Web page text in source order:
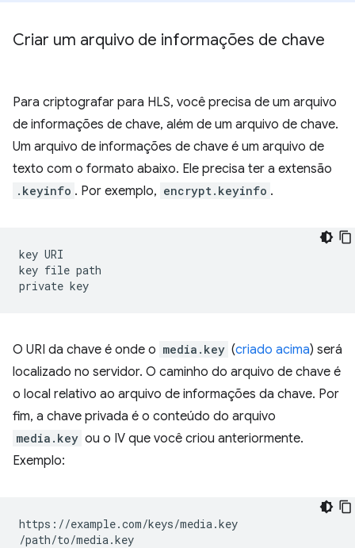
Criar um arquivo de informações de chave
Para criptografar para HLS, você precisa de um arquivo
de informações de chave, além de um arquivo de chave.
Um arquivo de informações de chave é um arquivo de
texto com o formato abaixo. Ele precisa ter a extensão
.keyinfo . Por exemplo, encrypt.keyinfo .
key URI
key file path
private
O URI da chave é onde o media.key (criado acima) será
localizado no servidor. O caminho do arquivo de chave é
o local relativo ao arquivo de informações da chave. Por
fim, a chave privada é o conteúdo do arquivo
media.key ou o IV que você criou anteriormente.
Exemplo:
https://example.com/keys/media.key
/path/to/media.key